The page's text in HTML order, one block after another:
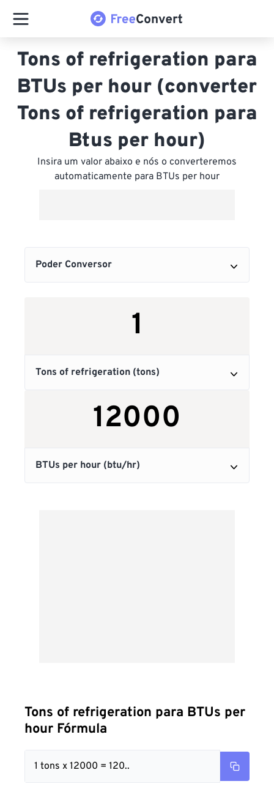
Tons of refrigeration para
BTUs per hour (converter
Tons of refrigeration para
Btus per hour)
Insira um valor abaixo e nós o converteremos
automaticamente para BTUs per hour
Tons of refrigeration para BTUs per
hour Fórmula
1 tons x 12000 = 120..